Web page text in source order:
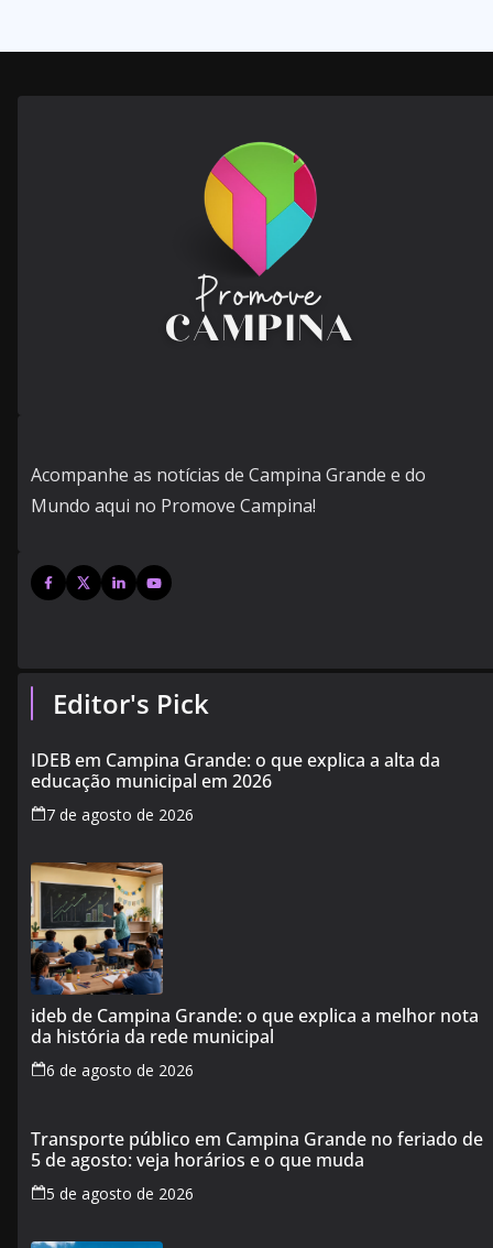
Acompanhe as notícias de Campina Grande e do
Mundo aqui no Promove Campina!
Editor's Pick
IDEB em Campina Grande: o que explica a alta da
educação municipal em 2026
7 de agosto de 2026
ideb de Campina Grande: o que explica a melhor nota
da história da rede municipal
6 de agosto de 2026
Transporte público em Campina Grande no feriado de
5 de agosto: veja horários e o que muda
5 de agosto de 2026